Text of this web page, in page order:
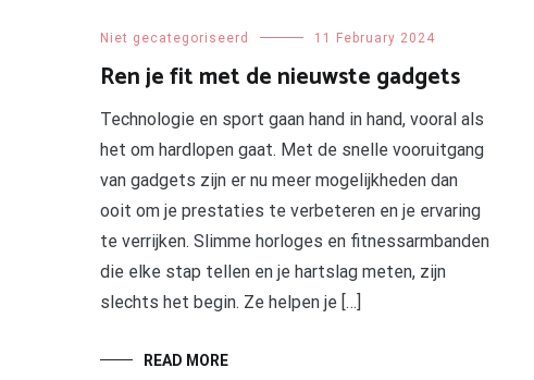
Niet gecategoriseerd 11 February 2024
Ren je fit met de nieuwste gadgets
Technologie en sport gaan hand in hand, vooral als
het om hardlopen gaat. Met de snelle vooruitgang
van gadgets zijn er nu meer mogelijkheden dan
ooit om je prestaties te verbeteren en je ervaring
te verrijken. Slimme horloges en fitnessarmbanden
die elke stap tellen en je hartslag meten, zijn
slechts het begin. Ze helpen je […]
READ MORE